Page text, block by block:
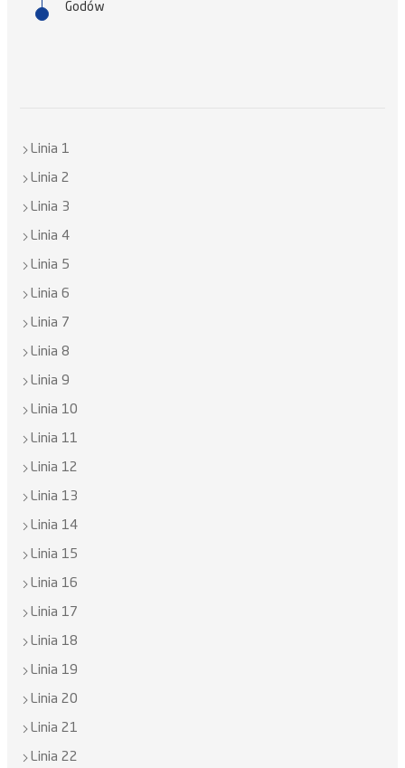
Godów
Linia 1
Linia 2
Linia 3
Linia 4
Linia 5
Linia 6
Linia 7
Linia 8
Linia 9
Linia 10
Linia 11
Linia 12
Linia 13
Linia 14
Linia 15
Linia 16
Linia 17
Linia 18
Linia 19
Linia 20
Linia 21
Linia 22